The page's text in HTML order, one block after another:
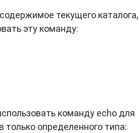
текущего каталога,
эту команду:
команду echo для
определенного типа: